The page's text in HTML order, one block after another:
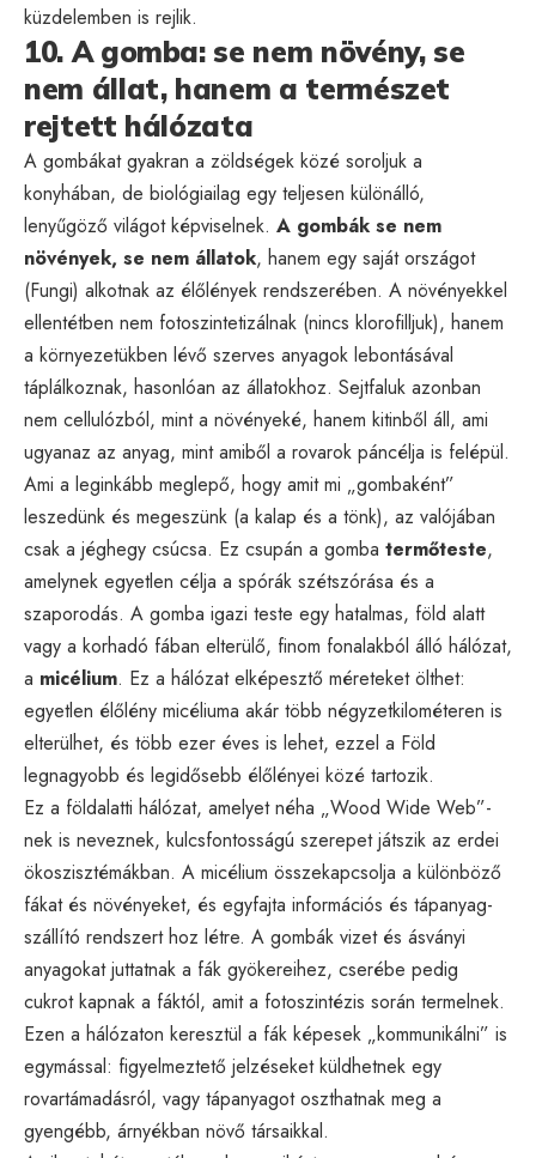
küzdelemben is rejlik.
10. A gomba: se nem növény, se
nem állat, hanem a természet
rejtett hálózata
A gombákat gyakran a zöldségek közé soroljuk a
konyhában, de biológiailag egy teljesen különálló,
lenyűgöző világot képviselnek. A gombák se nem
növények, se nem állatok, hanem egy saját országot
(Fungi) alkotnak az élőlények rendszerében. A növényekkel
ellentétben nem fotoszintetizálnak (nincs klorofilljuk), hanem
a környezetükben lévő szerves anyagok lebontásával
táplálkoznak, hasonlóan az állatokhoz. Sejtfaluk azonban
nem cellulózból, mint a növényeké, hanem kitinből áll, ami
ugyanaz az anyag, mint amiből a rovarok páncélja is felépül.
Ami a leginkább meglepő, hogy amit mi „gombaként”
leszedünk és megeszünk (a kalap és a tönk), az valójában
csak a jéghegy csúcsa. Ez csupán a gomba termőteste,
amelynek egyetlen célja a spórák szétszórása és a
szaporodás. A gomba igazi teste egy hatalmas, föld alatt
vagy a korhadó fában elterülő, finom fonalakból álló hálózat,
a micélium. Ez a hálózat elképesztő méreteket ölthet:
egyetlen élőlény micéliuma akár több négyzetkilométeren is
elterülhet, és több ezer éves is lehet, ezzel a Föld
legnagyobb és legidősebb élőlényei közé tartozik.
Ez a földalatti hálózat, amelyet néha „Wood Wide Web”-
nek is neveznek, kulcsfontosságú szerepet játszik az erdei
ökoszisztémákban. A micélium összekapcsolja a különböző
fákat és növényeket, és egyfajta információs és tápanyag-
szállító rendszert hoz létre. A gombák vizet és ásványi
anyagokat juttatnak a fák gyökereihez, cserébe pedig
cukrot kapnak a fáktól, amit a fotoszintézis során termelnek.
Ezen a hálózaton keresztül a fák képesek „kommunikálni” is
egymással: figyelmeztető jelzéseket küldhetnek egy
rovartámadásról, vagy tápanyagot oszthatnak meg a
gyengébb, árnyékban növő társaikkal.